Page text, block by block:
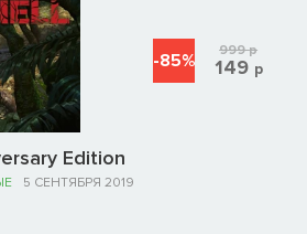
Edition
5 СЕНТЯБРЯ 2019
-85% 999р
149 р